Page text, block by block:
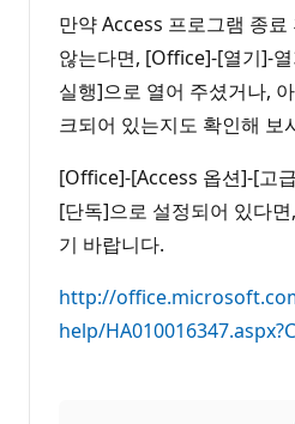
만약 Access 프로그램 종
않는다면, [Office]-[열기]-
실행]으로 열어 주셨거나,
크되어 있는지도 확인해 보
[Office]-[Access 옵션]-[고
[단독]으로 설정되어 있다
기 바랍니다.
http://
help/